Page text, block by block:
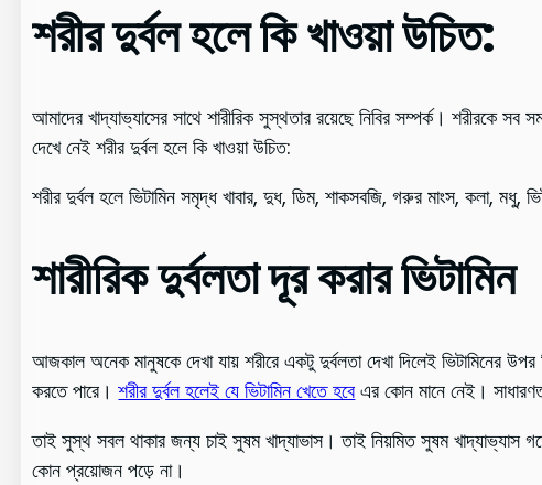
শরীর দুর্বল হলে কি খাওয়া উচিত:
আমাদের খাদ্যাভ্যাসের সাথে শারীরিক সুস্থতার রয়েছে নিবির সম্পর্ক। শরীরকে
দেখে নেই শরীর দুর্বল হলে কি খাওয়া উচিত:
শরীর দুর্বল হলে ভিটামিন সমৃদ্ধ খাবার, দুধ, ডিম, শাকসবজি, গরুর মাংস, কলা,
শারীরিক দুর্বলতা দূর করার ভিটামিন
আজকাল অনেক মানুষকে দেখা যায় শরীরে একটু দুর্বলতা দেখা দিলেই ভিটামিনের উপর
করতে পারে।শরীর দুর্বল হলেই যে ভিটামিন খেতে হবেএর কোন মানে নেই। সাধারণত
তাই সুস্থ সবল থাকার জন্য চাই সুষম খাদ্যাভাস। তাই নিয়মিত সুষম খাদ্যাভ্যাস
কোন প্রয়োজন পড়ে না।